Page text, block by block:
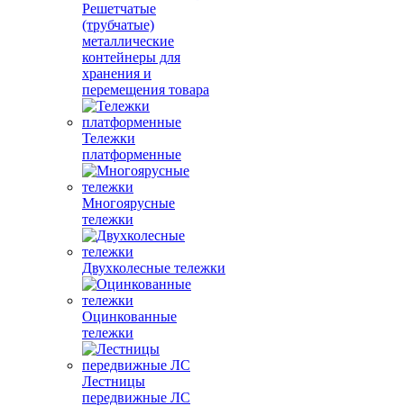
Решетчатые
(трубчатые)
металлические
контейнеры для
хранения и
перемещения товара
Тележки
платформенные
Многоярусные
тележки
Двухколесные тележки
Оцинкованные
тележки
Лестницы
передвижные ЛС